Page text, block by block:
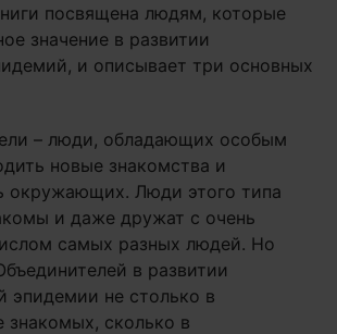
посвящена людям, которые
значение в развитии
и описывает три основных
– люди, обладающих особым
новые знакомства и
окружающих. Люди этого типа
и даже дружат с очень
самых разных людей. Но
в развитии
эпидемии не столько в
знакомых, сколько в